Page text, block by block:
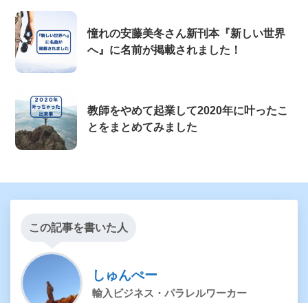
憧れの安藤美冬さん新刊本『新しい世界
へ』に名前が掲載されました！
教師をやめて起業して2020年に叶ったこ
とをまとめてみました
この記事を書いた人
しゅんぺー
輸入ビジネス・パラレルワーカー